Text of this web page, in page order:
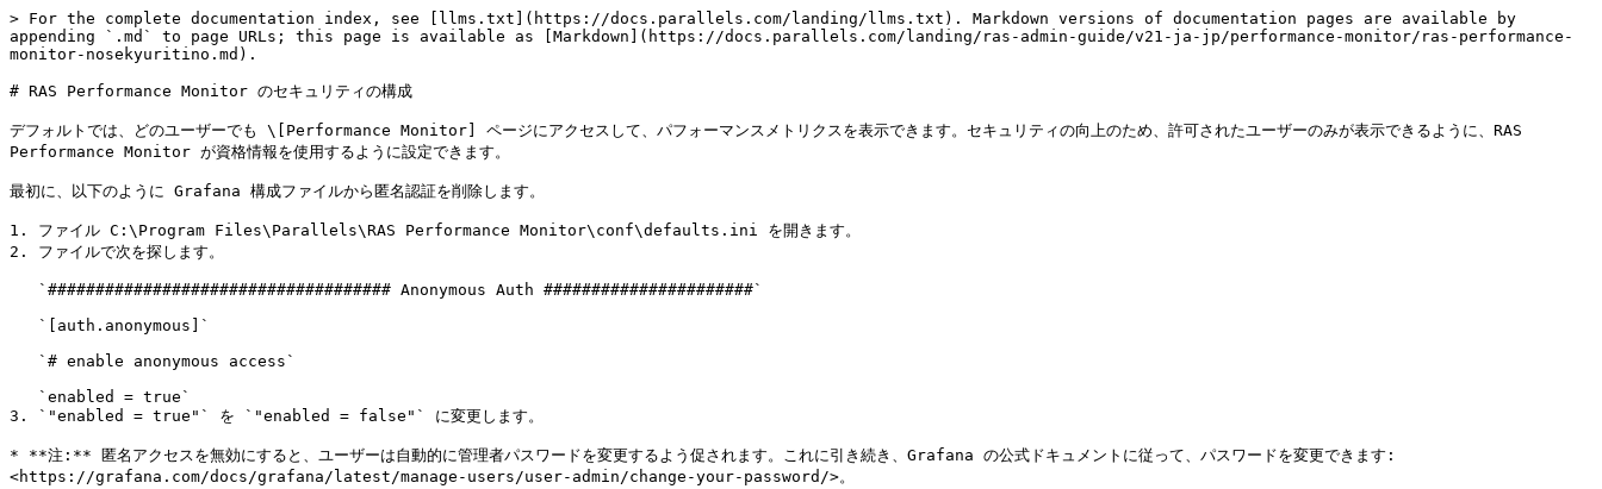
> For the complete documentation index, see [llms.txt](https://docs.parallels.com/landing/llms.txt). Markdown versions of documentation pages are available by
appending `.md` to page URLs; this page is available as [Markdown](https://docs.parallels.com/landing/ras-admin-guide/v21-ja-jp/performance-monitor/ras-performance-
monitor-nosekyuritino.md).
# RAS Performance Monitor のセキュリティの構成
デフォルトでは、どのユーザーでも \[Performance Monitor] ページにアクセスして、パフォーマンスメトリクスを表示できます。セキュリティの向上のため、許可されたユーザーのみが表示できるように、RAS
Performance Monitor が資格情報を使用するように設定できます。
最初に、以下のように Grafana 構成ファイルから匿名認証を削除します。
1. ファイル C:\Program Files\Parallels\RAS Performance Monitor\conf\defaults.ini を開きます。
2. ファイルで次を探します。
3. `"enabled = true"` を `"enabled = false"` に変更します。
* **注:** 匿名アクセスを無効にすると、ユーザーは自動的に管理者パスワードを変更するよう促されます。これに引き続き、Grafana の公式ドキュメントに従って、パスワードを変更できます:
<https://grafana.com/docs/grafana/latest/manage-users/user-admin/change-your-password/>。